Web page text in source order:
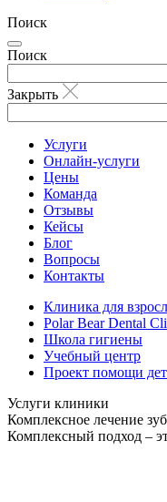
Поиск
Поиск
Закрыть
Услуги
Онлайн-услуги
Цены
Команда
Отзывы
Кейсы
Блог
Вопросы
Контакты
Клиника для
Polar Bear Dental
Школа гигиены
Учебный центр
Проект помощи
Услуги клиники
Комплексное лечение
Комплексный подход –